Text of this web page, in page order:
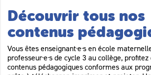
Découvrir tous nos
contenus
Vous êtes enseignant·e·s en école
professeur·e·s de cycle 3 au collège,
contenus pédagogiques conformes aux